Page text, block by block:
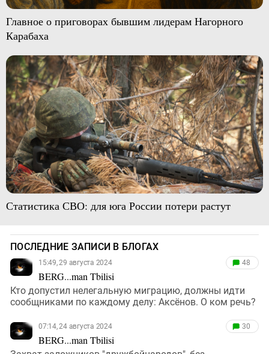
Главное о приговорах бывшим лидерам Нагорного
Карабаха
Статистика СВО: для юга России потери растут
ПОСЛЕДНИЕ ЗАПИСИ В БЛОГАХ
15:49, 29 августа 2024
BERG...man Tbilisi
48
Кто допустил нелегальную миграцию, должны идти
сообщниками по каждому делу: Аксёнов. О ком речь?
07:14, 24 августа 2024
BERG...man Tbilisi
30